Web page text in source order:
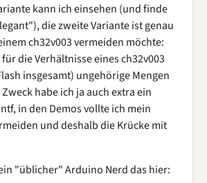
kann ich einsehen (und finde
die zweite Variante ist genau
ch32v003 vermeiden möchte:
die Verhältnisse eines ch32v003
insgesamt) ungehörige Mengen
habe ich ja auch extra ein
in den Demos vollte ich mein
und deshalb die Krücke mit
"üblicher" Arduino Nerd das hier: